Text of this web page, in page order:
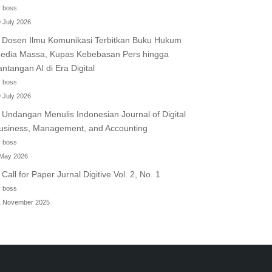
boss
July 2026
Dosen Ilmu Komunikasi Terbitkan Buku Hukum
Massa, Kupas Kebebasan Pers hingga
AI di Era Digital
boss
July 2026
Undangan Menulis Indonesian Journal of Digital
Management, and Accounting
boss
2026
Call for Paper Jurnal Digitive Vol. 2, No. 1
boss
November 2025